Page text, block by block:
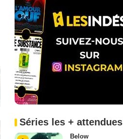
Séries les + attendues
Below